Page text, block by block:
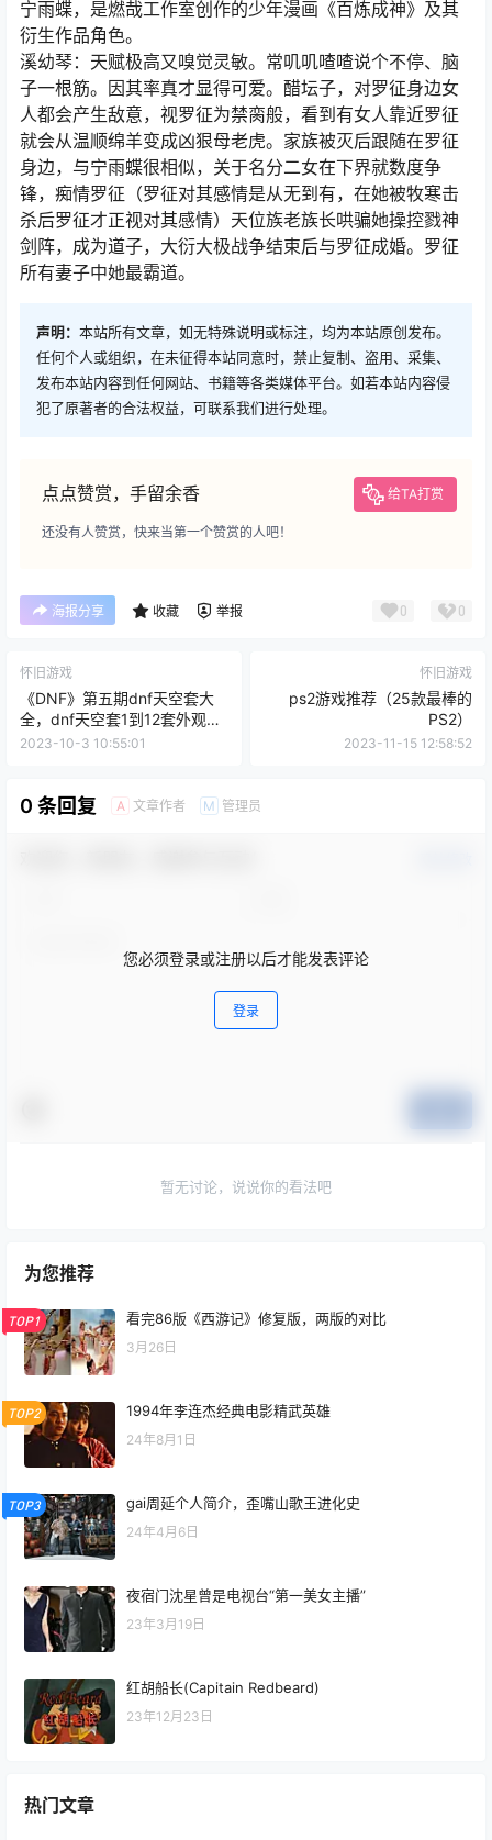
宁雨蝶，是燃哉工作室创作的少年漫画《百炼成神》及其
衍生作品角色。
溪幼琴：天赋极高又嗅觉灵敏。常叽叽喳喳说个不停、脑
子一根筋。因其率真才显得可爱。醋坛子，对罗征身边女
人都会产生敌意，视罗征为禁脔般，看到有女人靠近罗征
就会从温顺绵羊变成凶狠母老虎。家族被灭后跟随在罗征
身边，与宁雨蝶很相似，关于名分二女在下界就数度争
锋，痴情罗征（罗征对其感情是从无到有，在她被牧寒击
杀后罗征才正视对其感情）天位族老族长哄骗她操控戮神
剑阵，成为道子，大衍大极战争结束后与罗征成婚。罗征
所有妻子中她最霸道。
声明： 本站所有文章，如无特殊说明或标注，均为本站原创发布。
任何个人或组织，在未征得本站同意时，禁止复制、盗用、采集、
发布本站内容到任何网站、书籍等各类媒体平台。如若本站内容侵
犯了原著者的合法权益，可联系我们进行处理。
点点赞赏，手留余香 给TA打赏
还没有人赞赏，快来当第一个赞赏的人吧！
海报分享 收藏 举报 0 0
怀旧游戏
《DNF》第五期dnf天空套大
全，dnf天空套1到12套外观图
片
2023-10-3 10:55:01
怀旧游戏
ps2游戏推荐（25款最棒的
PS2）
2023-11-15 12:58:52
0 条回复 A 文章作者 M 管理员
您必须登录或注册以后才能发表评论
登录
暂无讨论，说说你的看法吧
为您推荐
TOP1 看完86版《西游记》修复版，两版的对比
3月26日
TOP2 1994年李连杰经典电影精武英雄
24年8月1日
TOP3 gai周延个人简介，歪嘴山歌王进化史
24年4月6日
夜宿门沈星曾是电视台“第一美女主播”
23年3月19日
红胡船长(Capitain Redbeard)
23年12月23日
热门文章